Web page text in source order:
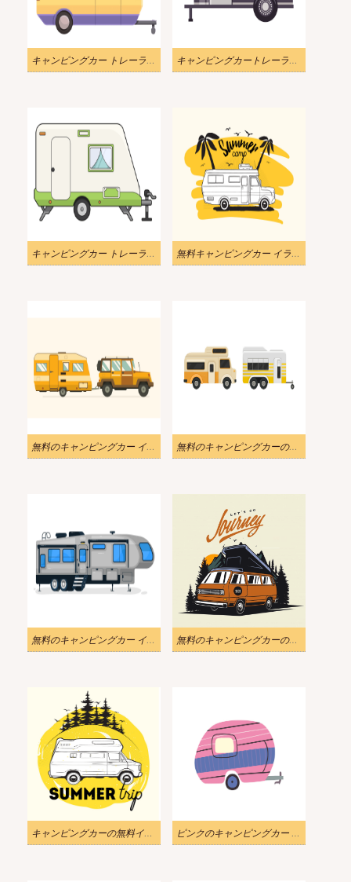
キャンピングカー トレーラー イラスト 5 キャンピングカートレーラーイラスト6
キャンピングカー トレーラー イラスト 7 無料キャンピングカー イラスト画像
無料のキャンピングカー イラスト画像 無料のキャンピングカーのイラスト PNG 画像
無料のキャンピングカー イラスト PNG 画像 無料のキャンピングカーのイラスト png
キャンピングカーの無料イラスト ピンクのキャンピングカー トレーラーの図